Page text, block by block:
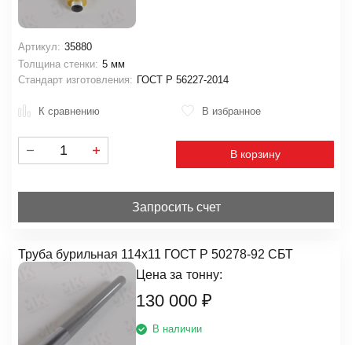
Артикул: 35880
Толщина стенки: 5 мм
Стандарт изготовления: ГОСТ Р 56227-2014
К сравнению В избранное
В корзину
Запросить счет
Труба бурильная 114х11 ГОСТ Р 50278-92 СБТ
Цена за тонну:
130 000 ₽
В наличии